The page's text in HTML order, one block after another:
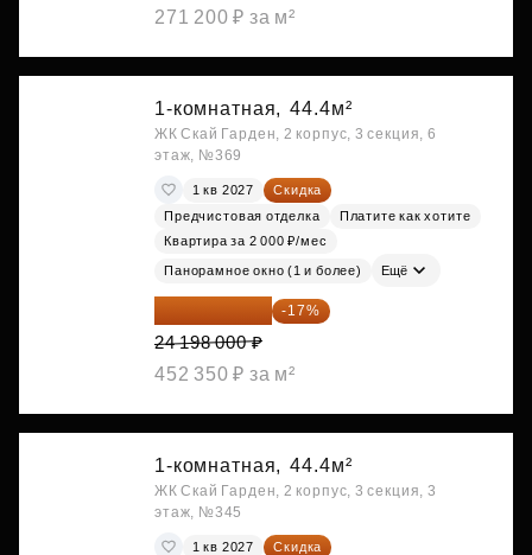
271 200 ₽ за м²
1-комнатная, 44.4м²
ЖК Скай Гарден, 2 корпус, 3 секция, 6
этаж, №369
1 кв 2027
Скидка
Предчистовая отделка
Платите как хотите
Квартира за 2 000 ₽/мес
Панорамное окно (1 и более) Ещё
20 084 340 ₽ -17%
24 198 000 ₽
452 350 ₽ за м²
1-комнатная, 44.4м²
ЖК Скай Гарден, 2 корпус, 3 секция, 3
этаж, №345
1 кв 2027
Скидка